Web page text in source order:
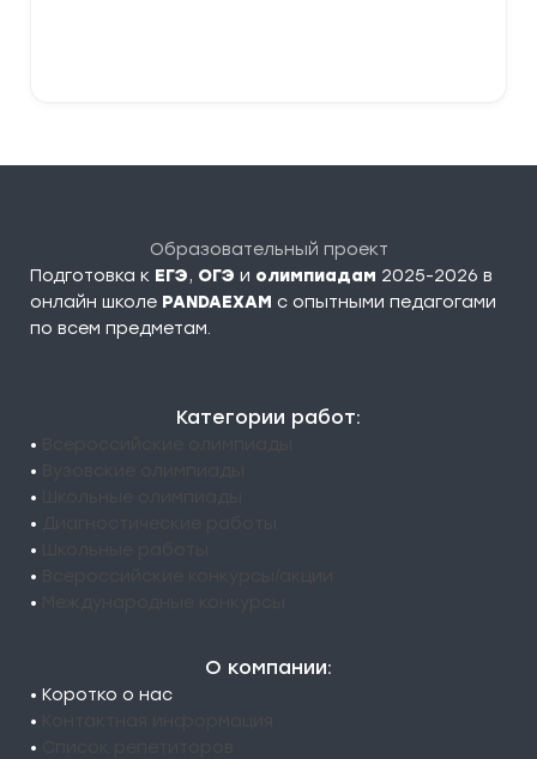
Образовательный проект
Подготовка к ЕГЭ, ОГЭ и олимпиадам 2025-2026 в
онлайн школе PANDAEXAM c опытными педагогами
по всем предметам.
Категории работ:
•
•
•
•
•
•
•
О компании:
• Коротко о нас
•
•